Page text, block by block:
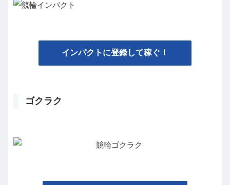
インパクトに登録して稼ぐ！
ゴクラク